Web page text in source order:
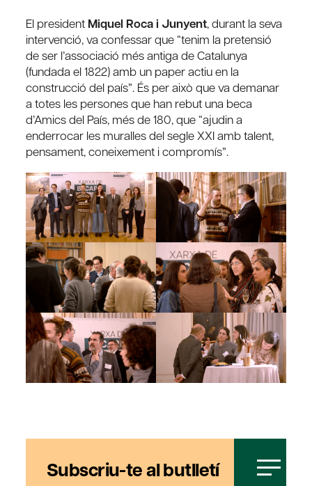
El president Miquel Roca i Junyent, durant la seva
intervenció, va confessar que “tenim la pretensió
de ser l’associació més antiga de Catalunya
(fundada el 1822) amb un paper actiu en la
construcció del país”. És per això que va demanar
a totes les persones que han rebut una beca
d’Amics del País, més de 180, que “ajudin a
enderrocar les muralles del segle XXI amb talent,
pensament, coneixement i compromís”.
Subscriu-te al butlletí